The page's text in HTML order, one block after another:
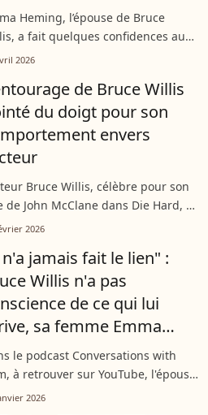
Heming, l’épouse de Bruce
a fait quelques confidences au
de la dégénérescence fronto-
qui n’est pas toujours
2026
de Bruce Willis
du doigt pour son
envers
Bruce Willis, célèbre pour son
de John McClane dans Die Hard, a
carrière bouleversée par sa
d’une icône revient...
2026
jamais fait le lien" :
Willis n'a pas
de ce qui lui
sa femme Emma
évoque ce
peu connu
le podcast Conversations with
à retrouver sur YouTube, l'épouse
Willis, et mère de ses deux
2026